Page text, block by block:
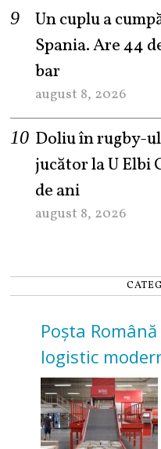
Un cuplu a
Spania. Are 44
bar
august 8, 2026
Doliu în rugby-
jucător la U Elbi
de ani
august 8, 2026
Poșta
logistic
Investiție de 3